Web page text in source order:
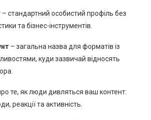
– стандартний особистий профіль без
та бізнес-інструментів.
– загальна назва для форматів із
куди зазвичай відносять
те, як люди дивляться ваш контент:
реакції та активність.